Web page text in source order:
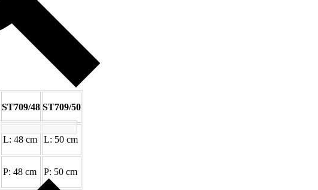
ST709/48 ST709/50
L: 48 cm L: 50 cm
P: 48 cm P: 50 cm